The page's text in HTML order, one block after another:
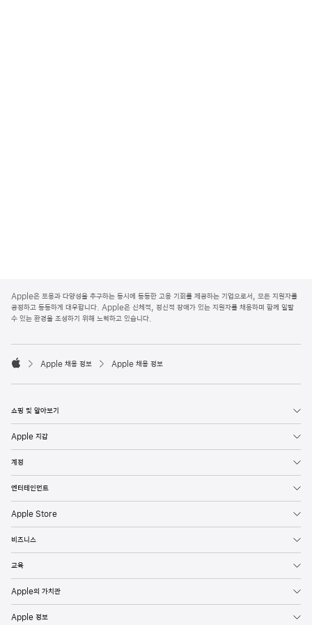
p
p
l
o
e
Apple은 포용과 다양성을 추구하는 동시에 동등한 고용 기회를 제공하는 기업으로서, 모든 지원자를
공정하고 동등하게 대우합니다. Apple은 신체적, 정신적 장애가 있는 지원자를 채용하며 함께 일할
수 있는 환경을 조성하기 위해 노력하고 있습니다.

p
l
Apple 채용 정보 Apple 채용 정보
쇼핑 및 알아보기
Apple 지갑
계정
엔터테인먼트
Apple Store
비즈니스
교육
Apple의 가치관
Apple 정보